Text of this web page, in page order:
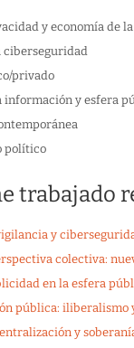
y economía de
ciberseguridad
privado
información y esfera
político
trabajado
y
colectiva:
en la esfera
pública:
y